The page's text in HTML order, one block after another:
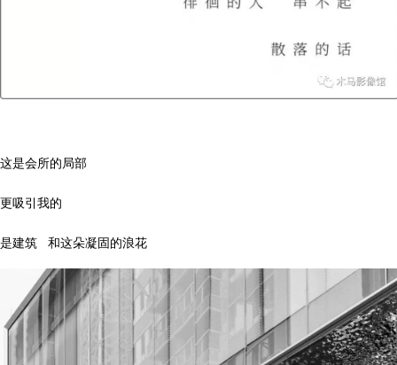
这是会所的局部
更吸引我的
是建筑 和这朵凝固的浪花